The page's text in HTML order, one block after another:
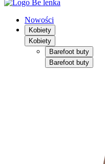
Nowości
Kobiety
Kobiety
Barefoot buty
Barefoot buty